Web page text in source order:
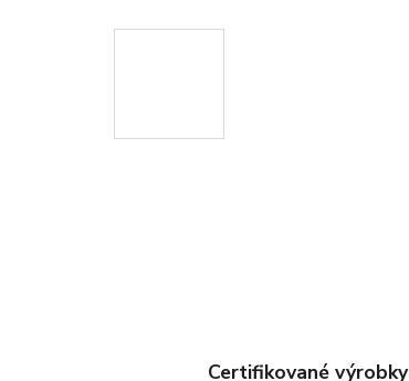
Certifikované výrobky